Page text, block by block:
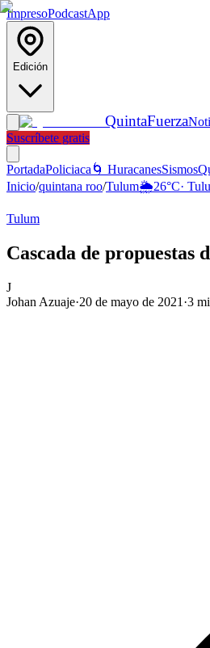
ImpresoPodcastApp
Edición
QuintaFuerza
Suscríbete gratis
PortadaPoliciaca 🌀 HuracanesSismos
Inicio/quintana roo/Tulum🌦️26°C·
Tulum
Cascada de
J
Johan Azuaje·20 de mayo de 2021 ·3